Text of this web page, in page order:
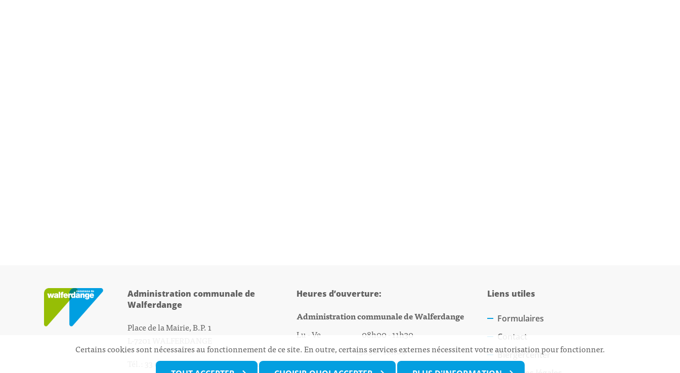
Administration communale de
Walferdange
Place de la Mairie, B.P. 1
Tél.: 33 01 44 - 1secretariat@walfer.lu
Heures d’ouverture:
Administration communale de Walferdange
Lu - Ve 08h00 - 11h30
13h30 - 16h00
Biergercenter
Liens utiles
Formulaires
Contact
Biergercenter
Certains cookies sont nécessaires au fonctionnement de ce site. En outre, certains services externes nécessitent votre autorisation pour fonctionner.